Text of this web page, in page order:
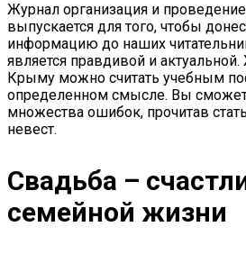
Журнал организация и
выпускается для того, чтобы
информацию до наших
является правдивой и
Крыму можно считать учебным
определенном смысле. Вы
множества ошибок, прочитав
невест.
Свадьба –
семейной жизни